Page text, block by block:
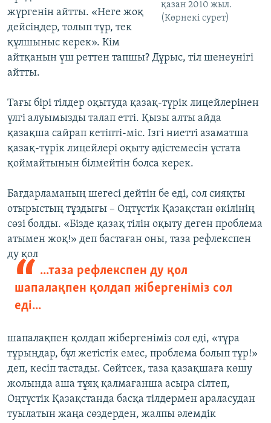
қазан 2010 жыл.
(Көрнекі сурет)
жүргенін айтты. «Неге жоқ
дейсіңдер, толып тұр, тек
құлшыныс керек». Кім
айтқанын үш реттен тапшы? Дұрыс, тіл шенеунігі
айтты.
Тағы бірі тілдер оқытуда қазақ-түрік лицейлерінен
үлгі алуымызды талап етті. Қызы алты айда
қазақша сайрап кетіпті-міс. Ізгі ниетті азаматша
қазақ-түрік лицейлері оқыту әдістемесін ұстата
қоймайтынын білмейтін болса керек.
Бағдарламаның шегесі дейтін бе еді, сол сияқты
отырыстың тұздығы – Оңтүстік Қазақстан өкілінің
сөзі болды. «Бізде қазақ тілін оқыту деген проблема
атымен жоқ!» деп бастаған оны, таза рефлекспен
ду қол
...таза рефлекспен ду қол
шапалақпен қолдап жібергеніміз сол
еді...
шапалақпен қолдап жібергеніміз сол еді, «тұра
тұрыңдар, бұл жетістік емес, проблема болып тұр!»
деп, кесіп тастады. Сөйтсек, таза қазақшаға көшу
жолында аша тұяқ қалмағанша асыра сілтеп,
Оңтүстік Қазақстанда басқа тілдермен араласудан
туылатын жаңа сөздерден, жалпы әлемдік